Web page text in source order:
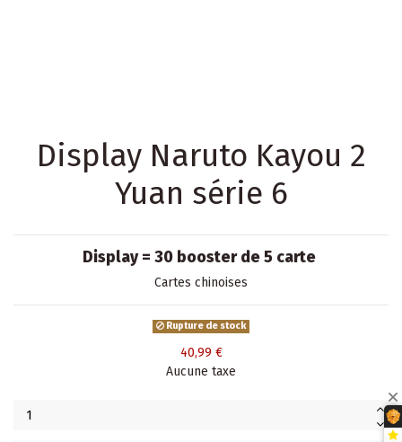
Display Naruto Kayou 2
Yuan série 6
Display = 30 booster de 5 carte
Cartes chinoises
Rupture de stock
40,99 €
Aucune taxe